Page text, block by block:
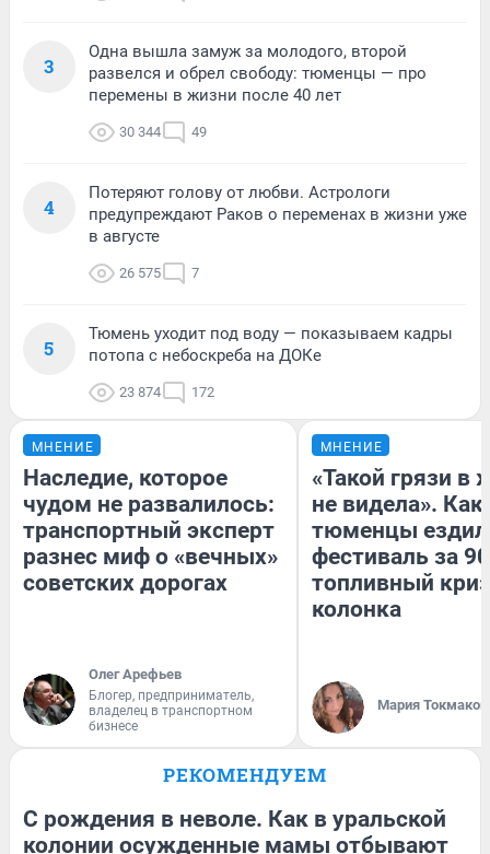
3
Одна вышла замуж за молодого, второй
развелся и обрел свободу: тюменцы — про
перемены в жизни после 40 лет
30 344 49
4
Потеряют голову от любви. Астрологи
предупреждают Раков о переменах в жизни уже
в августе
26 575 7
5
Тюмень уходит под воду — показываем кадры
потопа с небоскреба на ДОКе
23 874 172
МНЕНИЕ
Наследие, которое
чудом не развалилось:
транспортный эксперт
разнес миф о «вечных»
советских дорогах
Олег Арефьев
Блогер, предприниматель,
владелец в транспортном
бизнесе
МНЕНИЕ
«Такой грязи в
не видела». Как
тюменцы
фестиваль за
топливный
колонка
Мария
РЕКОМЕНДУЕМ
С рождения в неволе. Как в уральской
колонии осужденные мамы отбывают